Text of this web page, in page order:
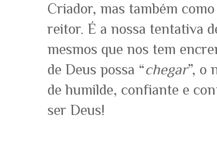
Criador, mas também
reitor. É a nossa tentativa
mesmos que nos tem
de Deus possa “chegar”, o
de humilde, confiante e
ser Deus!